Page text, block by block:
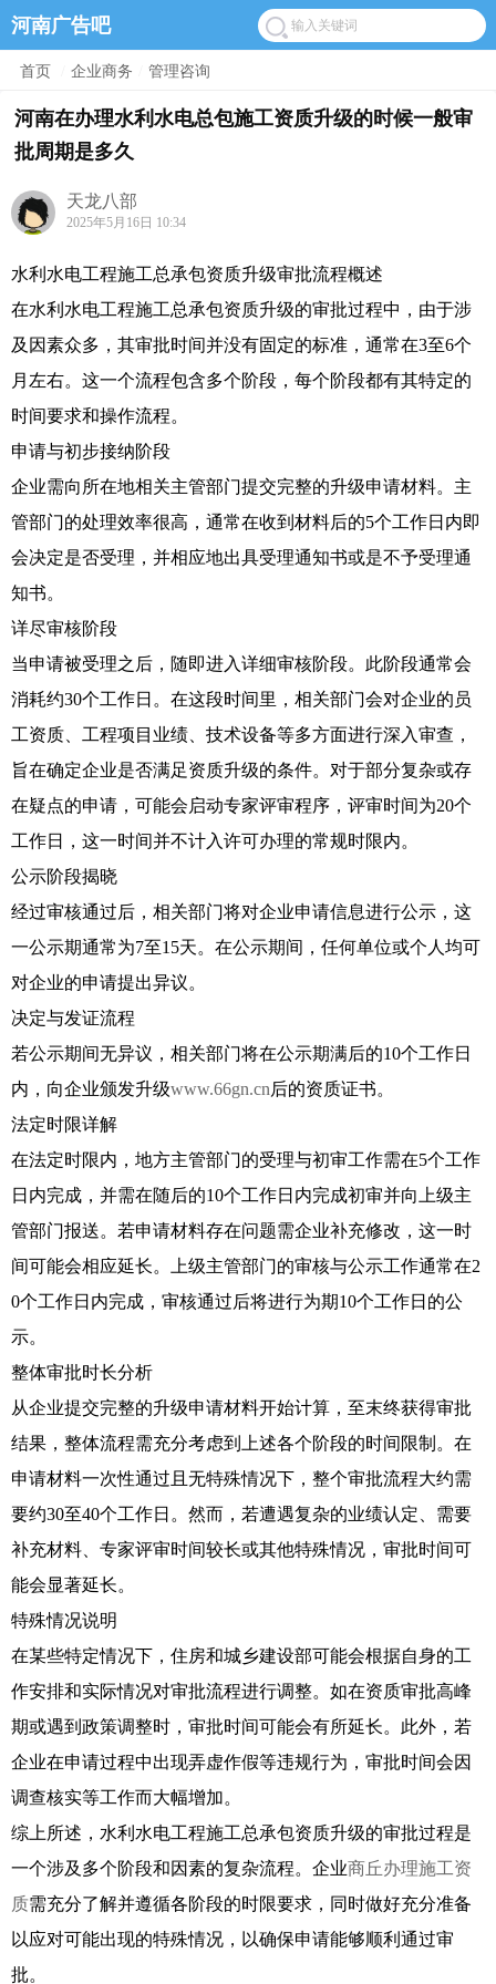
河南广告吧
首页 企业商务 管理咨询
河南在办理水利水电总包施工资质升级的时候一般审
批周期是多久
天龙八部
2025年5月16日 10:34
水利水电工程施工总承包资质升级审批流程概述
在水利水电工程施工总承包资质升级的审批过程中，由于涉
及因素众多，其审批时间并没有固定的标准，通常在3至6个
月左右。这一个流程包含多个阶段，每个阶段都有其特定的
时间要求和操作流程。
申请与初步接纳阶段
企业需向所在地相关主管部门提交完整的升级申请材料。主
管部门的处理效率很高，通常在收到材料后的5个工作日内即
会决定是否受理，并相应地出具受理通知书或是不予受理通
知书。
详尽审核阶段
当申请被受理之后，随即进入详细审核阶段。此阶段通常会
消耗约30个工作日。在这段时间里，相关部门会对企业的员
工资质、工程项目业绩、技术设备等多方面进行深入审查，
旨在确定企业是否满足资质升级的条件。对于部分复杂或存
在疑点的申请，可能会启动专家评审程序，评审时间为20个
工作日，这一时间并不计入许可办理的常规时限内。
公示阶段揭晓
经过审核通过后，相关部门将对企业申请信息进行公示，这
一公示期通常为7至15天。在公示期间，任何单位或个人均可
对企业的申请提出异议。
决定与发证流程
若公示期间无异议，相关部门将在公示期满后的10个工作日
内，向企业颁发升级www.66gn.cn后的资质证书。
法定时限详解
在法定时限内，地方主管部门的受理与初审工作需在5个工作
日内完成，并需在随后的10个工作日内完成初审并向上级主
管部门报送。若申请材料存在问题需企业补充修改，这一时
间可能会相应延长。上级主管部门的审核与公示工作通常在2
0个工作日内完成，审核通过后将进行为期10个工作日的公
示。
整体审批时长分析
从企业提交完整的升级申请材料开始计算，至末终获得审批
结果，整体流程需充分考虑到上述各个阶段的时间限制。在
申请材料一次性通过且无特殊情况下，整个审批流程大约需
要约30至40个工作日。然而，若遭遇复杂的业绩认定、需要
补充材料、专家评审时间较长或其他特殊情况，审批时间可
能会显著延长。
特殊情况说明
在某些特定情况下，住房和城乡建设部可能会根据自身的工
作安排和实际情况对审批流程进行调整。如在资质审批高峰
期或遇到政策调整时，审批时间可能会有所延长。此外，若
企业在申请过程中出现弄虚作假等违规行为，审批时间会因
调查核实等工作而大幅增加。
综上所述，水利水电工程施工总承包资质升级的审批过程是
一个涉及多个阶段和因素的复杂流程。企业商丘办理施工资
质需充分了解并遵循各阶段的时限要求，同时做好充分准备
以应对可能出现的特殊情况，以确保申请能够顺利通过审
批。